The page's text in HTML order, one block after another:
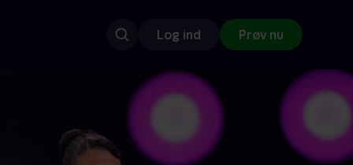
Log ind Prøv nu